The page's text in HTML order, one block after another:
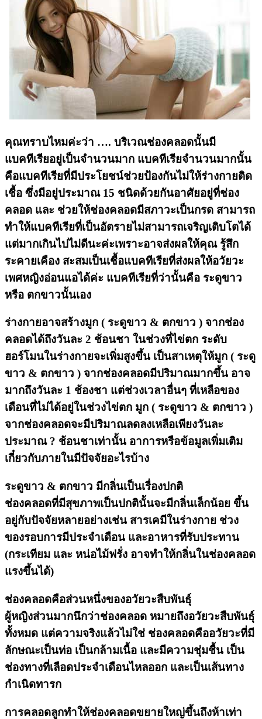
คุณทราบไหมค่ะว่า …. บริเวณช่องคลอดนั้นมี
แบคทีเรียอยู่เป็นจำนวนมาก แบคทีเรียจำนวนมากนั้น
คือแบคทีเรียที่มีประโยชน์ช่วยป้องกันไม่ให้ร่างกายติด
เชื้อ ซึ่งมีอยู่ประมาณ 15 ชนิดด้วยกันอาศัยอยู่ที่ช่อง
คลอด และ ช่วยให้ช่องคลอดมีสภาวะเป็นกรด สามารถ
ทำให้แบคทีเรียที่เป็นอัตรายไม่สามารถเจริญเติบโตได้
แต่มากเกินไปไม่ดีนะค่ะเพราะอาจส่งผลให้คุณ รู้สึก
ระคายเคือง สะสมเป็นเชื้อแบคทีเรียที่ส่งผลให้อวัยวะ
เพศหญิงอ่อนแอได้ค่ะ แบคทีเรียที่ว่านั้นคือ ระดูขาว
หรือ ตกขาวนั้นเอง
ร่างกายอาจสร้างมูก ( ระดูขาว & ตกขาว ) จากช่อง
คลอดได้ถึงวันละ 2 ช้อนชา ในช่วงที่ไข่ตก ระดับ
ฮอร์โมนในร่างกายจะเพิ่มสูงขึ้น เป็นสาเหตุให้มูก ( ระดู
ขาว & ตกขาว ) จากช่องคลอดมีปริมาณมากขึ้น อาจ
มากถึงวันละ 1 ช้องชา แต่ช่วงเวลาอื่นๆ ที่เหลือของ
เดือนที่ไม่ได้อยู่ในช่วงไข่ตก มูก ( ระดูขาว & ตกขาว )
จากช่องคลอดจะมีปริมาณลดลงเหลือเพียงวันละ
ประมาณ ? ช้อนชาเท่านั้น อาการหรือข้อมูลเพิ่มเติม
เกี๋ยวกับภายในมีปัจจัยอะไรบ้าง
ระดูขาว & ตกขาว มีกลิ่นเป็นเรื่องปกติ
ช่องคลอดที่มีสุขภาพเป็นปกตินั้นจะมีกลิ่นเล็กน้อย ขึ้น
อยู่กับปัจจัยหลายอย่างเช่น สารเคมีในร่างกาย ช่วง
ของรอบการมีประจำเดือน และอาหารที่รับประทาน
(กระเทียม และ หน่อไม้ฟรั่ง อาจทำให้กลิ่นในช่องคลอด
แรงขึ้นได้)
ช่องคลอดคือส่วนหนึ่งของอวัยวะสืบพันธุ์
ผู้หญิงส่วนมากนึกว่าช่องคลอด หมายถึงอวัยวะสืบพันธุ์
ทั้งหมด แต่ความจริงแล้วไม่ใช่ ช่องคลอดคืออวัยวะที่มี
ลักษณะเป็นท่อ เป็นกล้ามเนื้อ และมีความชุ่มชื้น เป็น
ช่องทางที่เลือดประจำเดือนไหลออก และเป็นเส้นทาง
กำเนิดทารก
การคลอดลูกทำให้ช่องคลอดขยายใหญ่ขึ้นถึงห้าเท่า